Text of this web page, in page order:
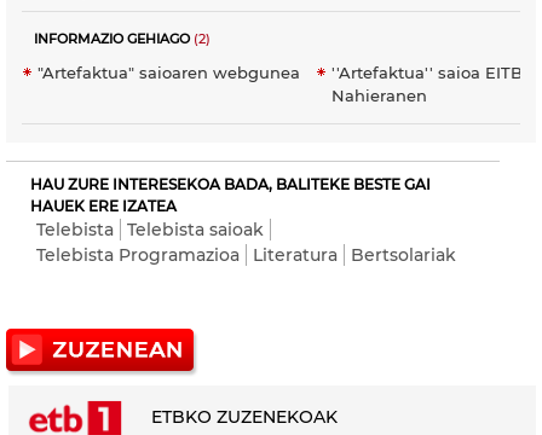
INFORMAZIO GEHIAGO(2)
"Artefaktua" saioaren webgunea
''Artefaktua'' saioa EITB
Nahieranen
HAU ZURE INTERESEKOA BADA, BALITEKE BESTE GAI
HAUEK ERE IZATEA
Telebista
Telebista saioak
Telebista Programazioa
Literatura Bertsolariak
ETBKO ZUZENEKOAK